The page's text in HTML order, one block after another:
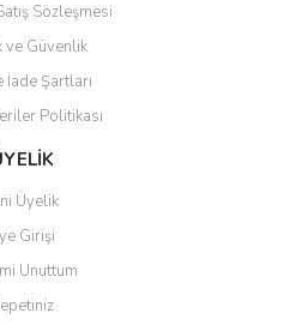
Sözleşmesi
ve Güvenlik
İade Şartları
Politikası
Üyelik
Girişi
Unuttum